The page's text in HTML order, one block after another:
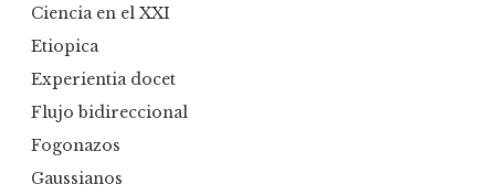
Ciencia en el XXI
Etiopica
Experientia docet
Flujo bidireccional
Fogonazos
Gaussianos